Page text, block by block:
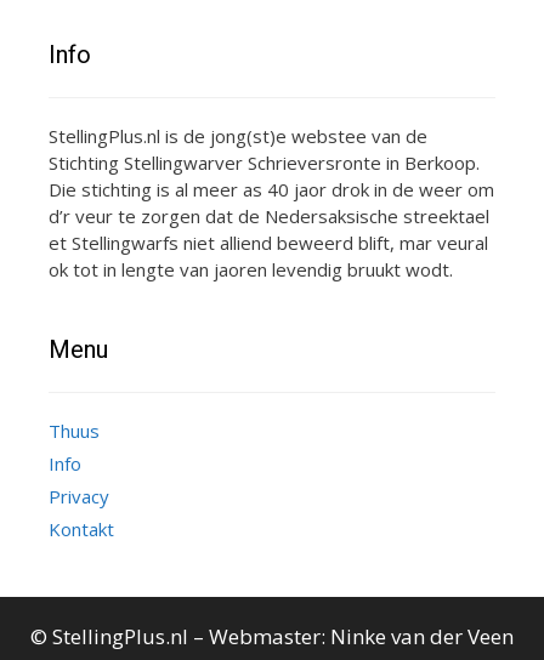
Info
StellingPlus.nl is de jong(st)e webstee van de
Stichting Stellingwarver Schrieversronte in Berkoop.
Die stichting is al meer as 40 jaor drok in de weer om
d’r veur te zorgen dat de Nedersaksische streektael
et Stellingwarfs niet alliend beweerd blift, mar veural
ok tot in lengte van jaoren levendig bruukt wodt.
Menu
Thuus
Info
Privacy
Kontakt
© StellingPlus.nl – Webmaster: Ninke van der Veen